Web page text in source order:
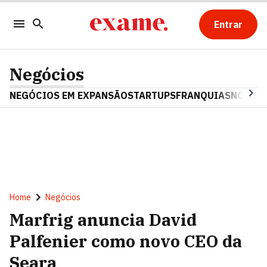
Entrar
Negócios
NEGÓCIOS EM EXPANSÃOSTARTUPSFRANQUIAS
Home Negócios
Marfrig anuncia David
Palfenier como novo CEO da
Seara